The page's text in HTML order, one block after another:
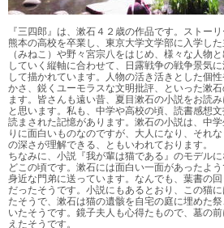
『三四郎』は、漱石４２歳の作品です。ストー
熊本の高校を卒業し、東京大学文学部に入学し
（みねこ）や野々宮宗八をはじめ、様々な人物
していく縦軸に合わせて、日露戦争の戦争景気
して描かれています。人物の活き活きとした個
かさ、鋭くユーモラスな文明批評、といった漱
ます。皆さんも遠い昔、夏目漱石の小説をお読
と思います。私も、中学や高校の頃、読書感想
読まされた記憶があります。漱石の小説は、中
りに面白いものなのですが、大人になり、それ
の深さが理解できる、ともいわれております。
ちなみに、小説『我が輩は猫である』のモデル
どこの頃です。漱石には面白い一面があったよ
身近な門弟に送っています。なんでも、葉書の
だったそうです。小説にもあるとおり、この猫
たそうで、漱石は猫の遺骸を自宅の庭に埋めた
いたそうです。鏡子夫人も心得たもので、墓の
えたそうです。